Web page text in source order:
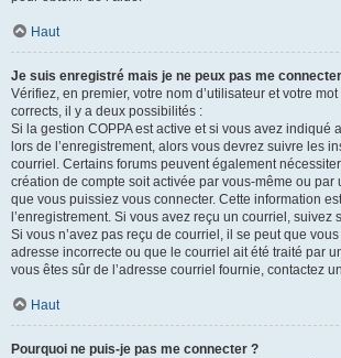
Haut
Je suis enregistré mais je ne peux pas me
Vérifiez, en premier, votre nom d’utilisateur et votre
corrects, il y a deux possibilités :
Si la gestion COPPA est active et si vous avez indiqué
lors de l’enregistrement, alors vous devrez suivre les
courriel. Certains forums peuvent également
création de compte soit activée par vous-même ou par
que vous puissiez vous connecter. Cette information
l’enregistrement. Si vous avez reçu un courriel, suivez
Si vous n’avez pas reçu de courriel, il se peut que
adresse incorrecte ou que le courriel ait été traité par
vous êtes sûr de l’adresse courriel fournie, contactez
Haut
Pourquoi ne puis-je pas me connecter ?